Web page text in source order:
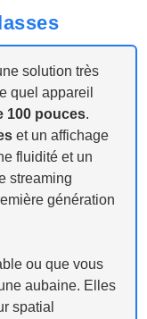
solution très
quel appareil
100 pouces.
et un affichage
fluidité et un
streaming
génération
ou que vous
aubaine. Elles
spatial